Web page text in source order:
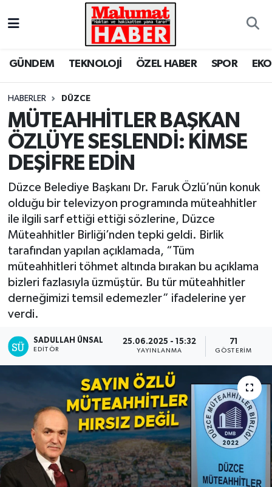
GÜNDEM TEKNOLOJİ ÖZEL HABER SPOR
HABERLER DÜZCE
MÜTEAHHİTLER BAŞKAN
ÖZLÜYE SESLENDİ: KİMSE
DEŞİFRE EDİN
Düzce Belediye Başkanı Dr. Faruk Özlü’nün konuk
olduğu bir televizyon programında müteahhitler
ile ilgili sarf ettiği ettiği sözlerine, Düzce
Müteahhitler Birliği’nden tepki geldi. Birlik
tarafından yapılan açıklamada, “Tüm
müteahhitleri töhmet altında bırakan bu açıklama
bizleri fazlasıyla üzmüştür. Bu tür müteahhitler
derneğimizi temsil edemezler” ifadelerine yer
verdi.
SADULLAH ÜNSAL
EDITÖR
25.06.2025 - 15:32
YAYINLANMA
71
GÖSTERIM
Nöbetçi Eczaneler
Trafik Durumu
Süper Lig Puan Durumu ve Fikstür
Tüm Manşetler
Son Dakika Haberleri
Haber Arşivi